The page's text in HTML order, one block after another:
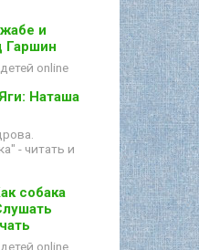
и
Гаршин
online
Наташа
- читать и
собака
online